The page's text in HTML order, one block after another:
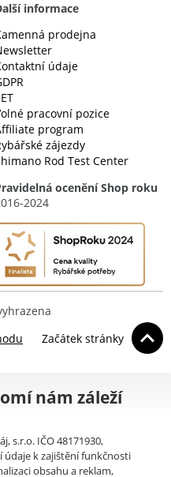
informace
prodejna
údaje
pracovní pozice
program
zájezdy
Rod Test Center
ocenění Shop roku
2024
Začátek stránky
nám záleží
s.r.o. IČO 48171930,
údaje k zajištění funkčnosti
obsahu a reklam,